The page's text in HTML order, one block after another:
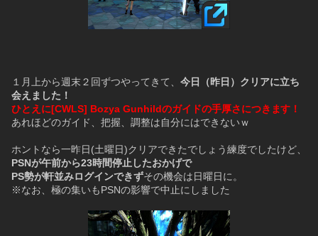
１月上から週末２回ずつやってきて、 今日（昨日）クリアに立ち
会えました！
ひとえに[CWLS] Bozya Gunhildのガイドの手厚さにつきます！
あれほどのガイド、把握、調整は自分にはできないｗ
ホントなら一昨日(土曜日)クリアできたでしょう練度でしたけど、
PSNが午前から23時間停止したおかげで
PS勢が軒並みログインできずその機会は日曜日に。
※なお、極の集いもPSNの影響で中止にしました